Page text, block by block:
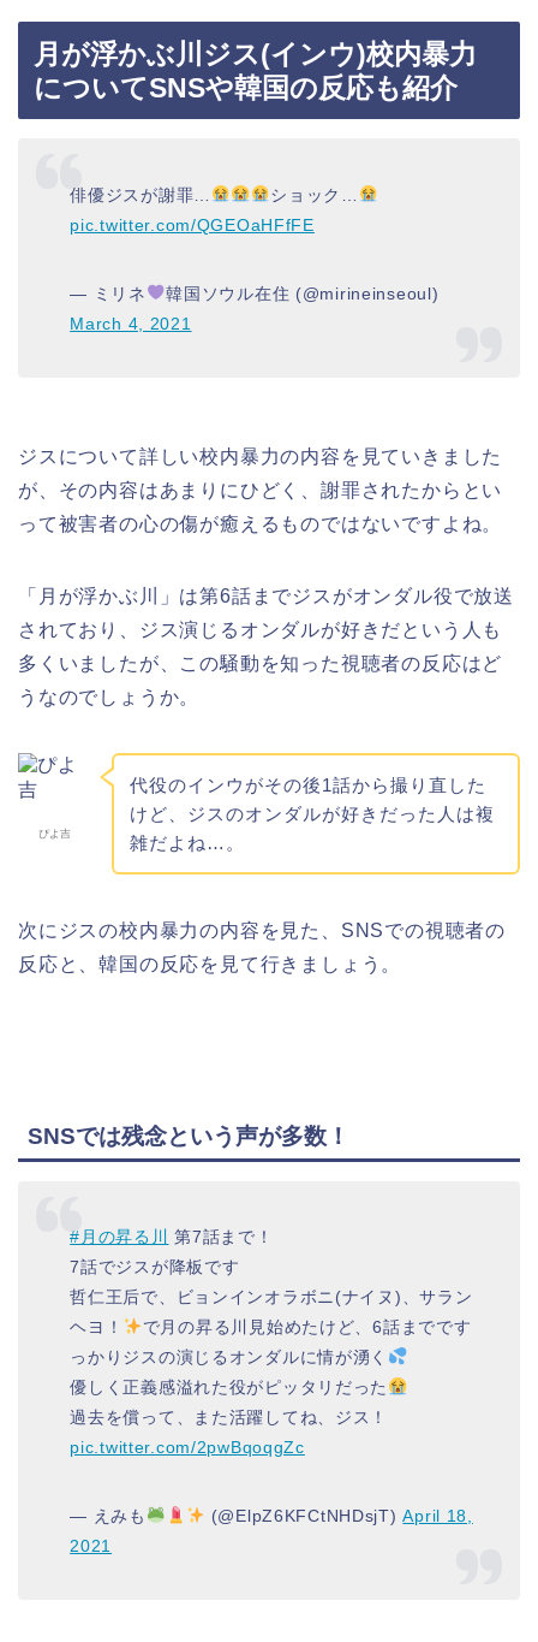
月が浮かぶ川ジス(インウ)校内暴力
についてSNSや韓国の反応も紹介
俳優ジスが謝罪…
ショック…
pic.twitter.com/QGEOaHFfFE
— ミリネ
韓国ソウル在住 (@mirineinseoul)
March 4, 2021
ジスについて詳しい校内暴力の内容を見ていきました
が、その内容はあまりにひどく、謝罪されたからとい
って被害者の心の傷が癒えるものではないですよね。
「月が浮かぶ川」は第6話までジスがオンダル役で放送
されており、ジス演じるオンダルが好きだという人も
多くいましたが、この騒動を知った視聴者の反応はど
うなのでしょうか。
ぴよ吉
代役のインウがその後1話から撮り直した
けど、ジスのオンダルが好きだった人は複
雑だよね…。
次にジスの校内暴力の内容を見た、SNSでの視聴者の
反応と、韓国の反応を見て行きましょう。
SNSでは残念という声が多数！
#月の昇る川
第7話まで！
7話でジスが降板です
哲仁王后で、ビョンインオラボニ(ナイヌ)、サラン
ヘヨ！
で月の昇る川見始めたけど、6話までです
っかりジスの演じるオンダルに情が湧く
優しく正義感溢れた役がピッタリだった
過去を償って、また活躍してね、ジス！
pic.twitter.com/2pwBqoqgZc
— えみも (@ElpZ6KFCtNHDsjT)April 18,
2021